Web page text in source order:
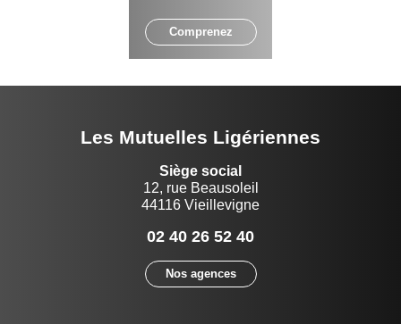
Comprenez
Les Mutuelles Ligériennes
Siège social
12, rue Beausoleil
44116 Vieillevigne
02 40 26 52 40
Nos agences